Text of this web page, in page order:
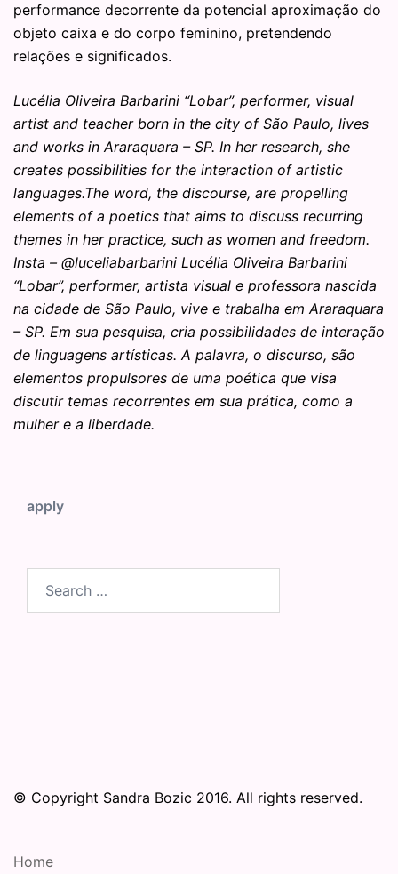
performance decorrente da potencial aproximação do
objeto caixa e do corpo feminino, pretendendo
relações e significados.
Lucélia Oliveira Barbarini “Lobar”, performer, visual
artist and teacher born in the city of São Paulo, lives
and works in Araraquara – SP. In her research, she
creates possibilities for the interaction of artistic
languages.The word, the discourse, are propelling
elements of a poetics that aims to discuss recurring
themes in her practice, such as women and freedom.
Insta – @luceliabarbarini Lucélia Oliveira Barbarini
“Lobar”, performer, artista visual e professora nascida
na cidade de São Paulo, vive e trabalha em Araraquara
– SP. Em sua pesquisa, cria possibilidades de interação
de linguagens artísticas. A palavra, o discurso, são
elementos propulsores de uma poética que visa
discutir temas recorrentes em sua prática, como a
mulher e a liberdade.
apply
© Copyright Sandra Bozic 2016. All rights reserved.
Home